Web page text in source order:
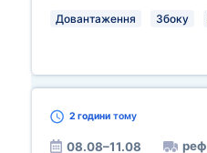
Довантаження Збоку
2 години тому
08.08–11.08